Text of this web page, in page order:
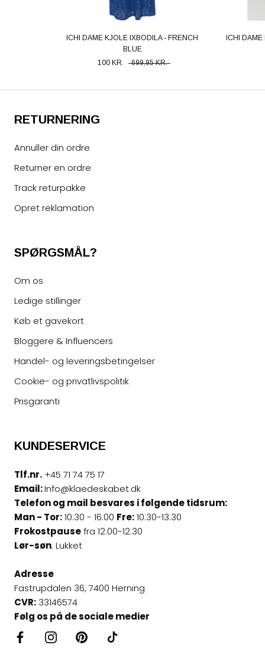
ICHI DAME KJOLE IXBODILA - FRENCH
BLUE
100 KR.
699,95 KR.
ICHI
RETURNERING
Annuller din ordre
Returner en ordre
Track returpakke
Opret reklamation
SPØRGSMÅL?
Om os
Ledige stillinger
Køb et gavekort
Bloggere & Influencers
Handel- og leveringsbetingelser
Cookie- og privatlivspolitik
Prisgaranti
KUNDESERVICE
Tlf.nr. +45 71 74 75 17
Email:Info@klaedeskabet.dk
Telefon og mail besvares i følgende tidsrum:
Man - Tor:10:30 - 16:00 Fre:10:30-13:30
Frokostpausefra 12:00-12:30
Lør-søn: Lukket
Adresse
Fastrupdalen 36, 7400 Herning
CVR: 33146574
Følg os på de sociale medier